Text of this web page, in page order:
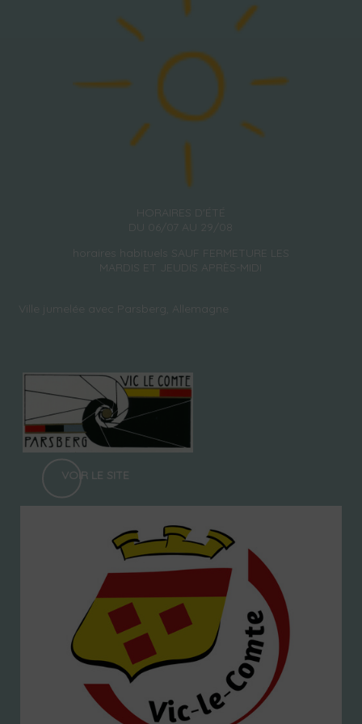
HORAIRES D'ÉTÉ
DU 06/07 AU 29/08
horaires habituels SAUF FERMETURE LES
MARDIS ET JEUDIS APRÈS-MIDI
Ville jumelée avec Parsberg, Allemagne
VOIR LE SITE